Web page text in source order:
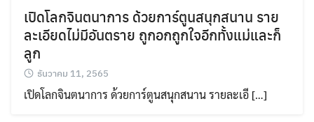
เปิดโลกจินตนาการ ด้วยการ์ตูนสนุกสนาน ราย
ละเอียดไม่มีอันตราย ถูกอกถูกใจอีกทั้งแม่และก็
ลูก
ธันวาคม 11, 2565
เปิดโลกจินตนาการ ด้วยการ์ตูนสนุกสนาน รายละเอี […]